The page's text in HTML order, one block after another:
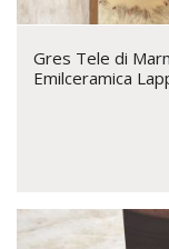
Gres Tele di
Emilceramica